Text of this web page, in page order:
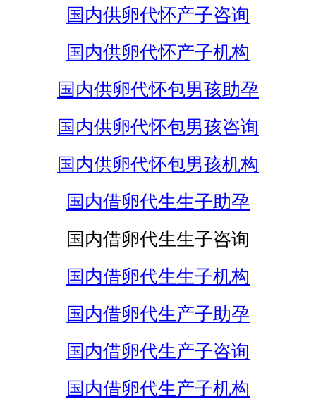
国内供卵代怀产子咨询
国内供卵代怀产子机构
国内供卵代怀包男孩助孕
国内供卵代怀包男孩咨询
国内供卵代怀包男孩机构
国内借卵代生生子助孕
国内借卵代生生子咨询
国内借卵代生生子机构
国内借卵代生产子助孕
国内借卵代生产子咨询
国内借卵代生产子机构